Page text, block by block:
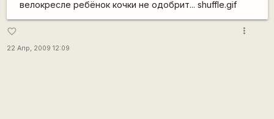
велокресле ребёнок кочки не одобрит... shuffle.gif
favorite_border
22 Апр, 2009 12:09
more_vert